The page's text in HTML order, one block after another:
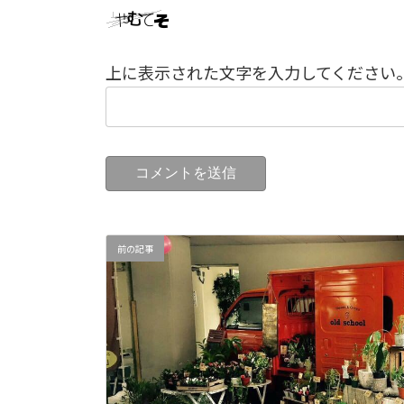
上に表示された文字を入力してください
前の記事